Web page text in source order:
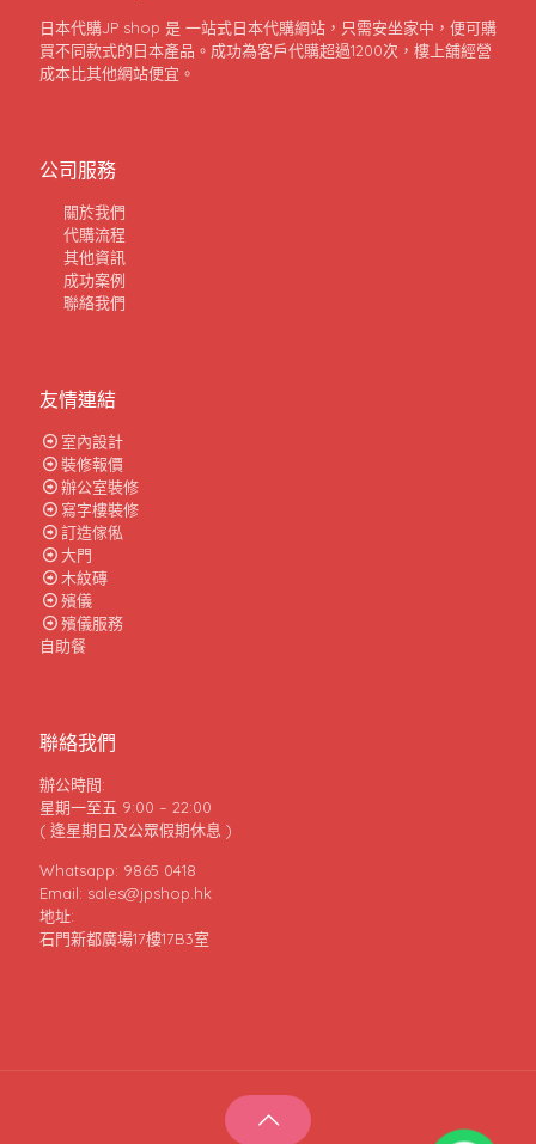
日本代購JP shop 是 一站式日本代購網站，只需安坐家中，便可購
買不同款式的日本產品。成功為客戶代購超過1200次，樓上舖經營
成本比其他網站便宜。
公司服務
關於我們
代購流程
其他資訊
成功案例
聯絡我們
友情連結
室內設計
裝修報價
辦公室裝修
寫字樓裝修
訂造傢俬
大門
木紋磚
殯儀
殯儀服務
自助餐
聯絡我們
辦公時間:
星期一至五 9:00 – 22:00
( 逢星期日及公眾假期休息 )
Whatsapp: 9865 0418
Email: sales@jpshop.hk
地址:
石門新都廣場17樓17B3室